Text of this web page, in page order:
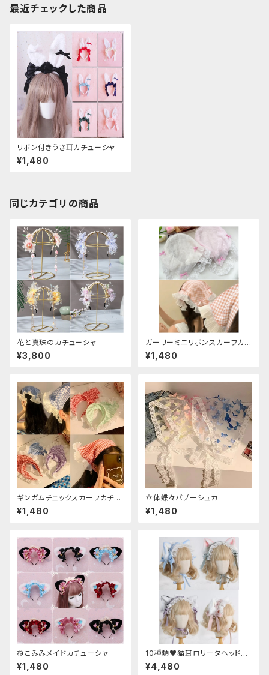
最近チェックした商品
リボン付きうさ耳カチューシャ
¥1,480
同じカテゴリの商品
花と真珠のカチューシャ
¥3,800
ガーリーミニリボンスカーフカチ
ューシャ
¥1,480
ギンガムチェックスカーフカチュ
ーシャ
¥1,480
立体蝶々バブーシュカ
¥1,480
ねこみみメイドカチューシャ
¥1,480
10種類♥猫耳ロリータヘッドド
レス
¥4,480